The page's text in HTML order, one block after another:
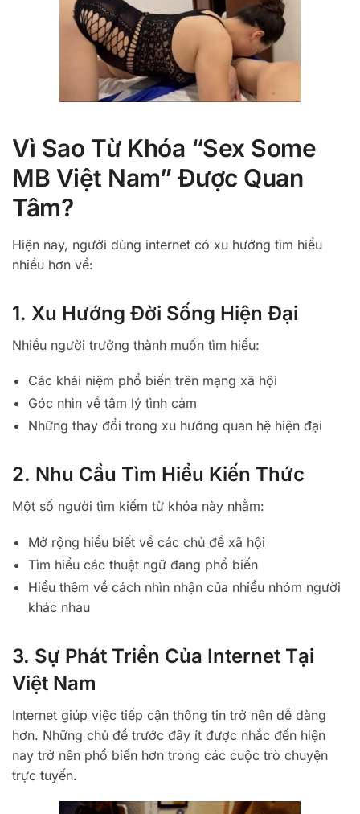
Vì Sao Từ Khóa “Sex Some
MB Việt Nam” Được Quan
Tâm?
Hiện nay, người dùng internet có xu hướng tìm hiểu
nhiều hơn về:
1. Xu Hướng Đời Sống Hiện Đại
Nhiều người trưởng thành muốn tìm hiểu:
Các khái niệm phổ biến trên mạng xã hội
Góc nhìn về tâm lý tình cảm
Những thay đổi trong xu hướng quan hệ hiện đại
2. Nhu Cầu Tìm Hiểu Kiến Thức
Một số người tìm kiếm từ khóa này nhằm:
Mở rộng hiểu biết về các chủ đề xã hội
Tìm hiểu các thuật ngữ đang phổ biến
Hiểu thêm về cách nhìn nhận của nhiều nhóm người
khác nhau
3. Sự Phát Triển Của Internet Tại
Việt Nam
Internet giúp việc tiếp cận thông tin trở nên dễ dàng
hơn. Những chủ đề trước đây ít được nhắc đến hiện
nay trở nên phổ biến hơn trong các cuộc trò chuyện
trực tuyến.